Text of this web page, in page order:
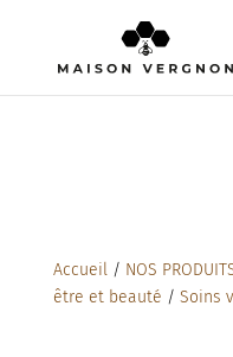
Accueil/ NOS
être et beauté / Soins